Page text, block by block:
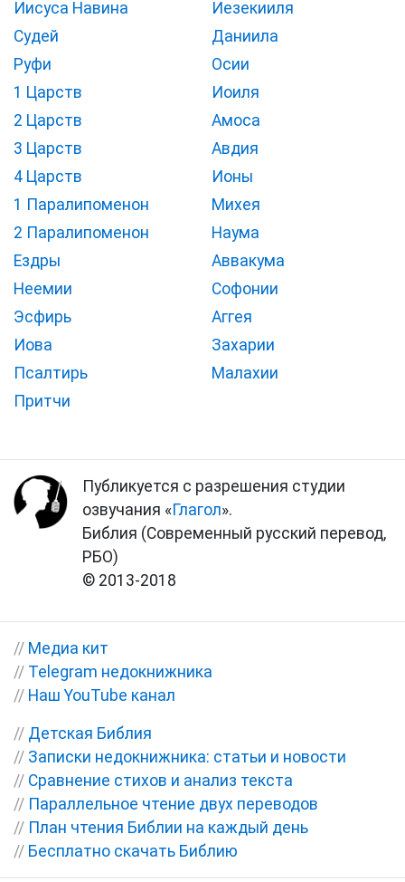
Иисуса Навина
Судей
Руфи
1 Царств
2 Царств
3 Царств
4 Царств
1 Паралипоменон
2 Паралипоменон
Ездры
Неемии
Эсфирь
Иова
Псалтирь
Притчи
Иезекииля
Даниила
Осии
Иоиля
Амоса
Авдия
Ионы
Михея
Наума
Аввакума
Софонии
Аггея
Захарии
Малахии
Публикуется с разрешения студии
озвучания «Глагол».
Библия (Современный русский перевод,
РБО)
© 2013-2018
// Медиа кит
// Telegram недокнижника
// Наш YouTube канал
// Детская Библия
// Записки недокнижника: статьи и новости
// Сравнение стихов и анализ текста
// Параллельное чтение двух переводов
// План чтения Библии на каждый день
// Бесплатно скачать Библию